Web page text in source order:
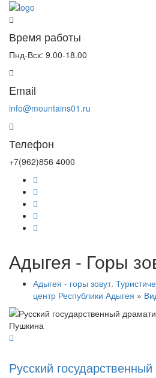
Время работы
Пнд-Вск: 9.00-18.00
Email
info@mountains01.ru
Телефон
+7(962)856 4000
Адыгея - Горы
Адыгея - горы зовут.
центр Республики Адыгея »
Русский